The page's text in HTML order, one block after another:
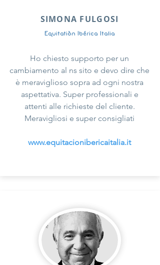
SIMONA FULGOSI
Equitatiòn Ibérica Italia
Ho chiesto supporto per un
cambiamento al ns sito e devo dire che
è meraviglioso sopra ad ogni nostra
aspettativa. Super professionali e
attenti alle richieste del cliente.
Meravigliosi e super consigliati
www.equitacionibericaitalia.it